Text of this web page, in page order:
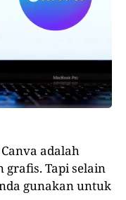
adalah
Tapi selain
gunakan untuk